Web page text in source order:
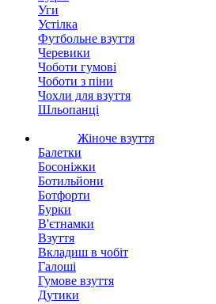
Уги
Устілка
Футбольне взуття
Черевики
Чоботи гумові
Чоботи з піни
Чохли для взуття
Шльопанці
Жіноче взуття
Балетки
Босоніжки
Ботильйони
Ботфорти
Бурки
В'єтнамки
Взуття
Вкладиш в чобіт
Галоші
Гумове взуття
Дутики